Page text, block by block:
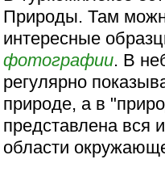
Природы. Там
интересные
фотографии. В
регулярно
природе, а в
представлена вся
области